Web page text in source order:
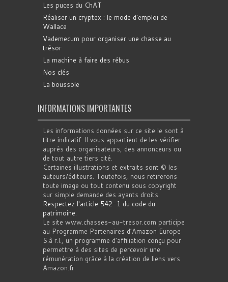
Les puces du ChAT
Réaliser un cryptex : le mode d'emploi de
Wallace
Vademecum pour organiser une chasse au
trésor
La machine à faire des rébus
Nos clés
La boussole
INFORMATIONS IMPORTANTES
Les informations données sur ce site le sont à
titre indicatif. Il vous appartient de les vérifier
auprès des organisateurs, des annonceurs ou
de tout autre tiers cité.
Certaines illustrations et extraits sont © les
auteurs/éditeurs. Toutefois, nous retirerons
toute image ou tout contenu sous copyright
sur simple demande des ayants droits.
Respectez l'article 542-1 du code du
patrimoine.
Le site www.chasses-au-tresor.com participe
au Programme Partenaires d’Amazon Europe
S.à r.l., un programme d’affiliation conçu pour
permettre à des sites de percevoir une
rémunération grâce à la création de liens vers
Amazon.fr